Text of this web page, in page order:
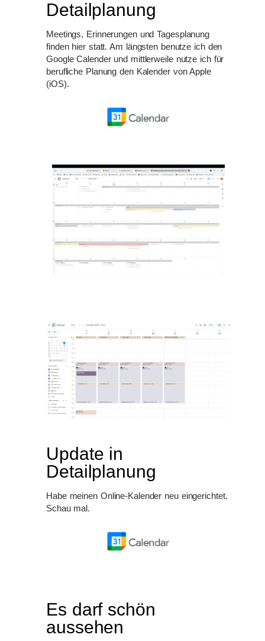
Detailplanung
Meetings, Erinnerungen und Tagesplanung
finden hier statt. Am längsten benutze ich den
Google Calender und mittlerweile nutze ich für
berufliche Planung den Kalender von Apple
(iOS).
Update in
Detailplanung
Habe meinen Online-Kalender neu eingerichtet.
Schau mal.
Es darf schön
aussehen